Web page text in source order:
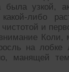
узкой,
либо
и
на
манящей